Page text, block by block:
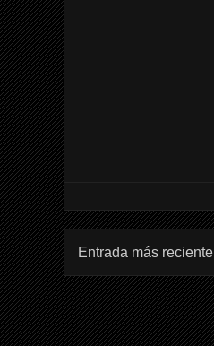
Entrada más reciente